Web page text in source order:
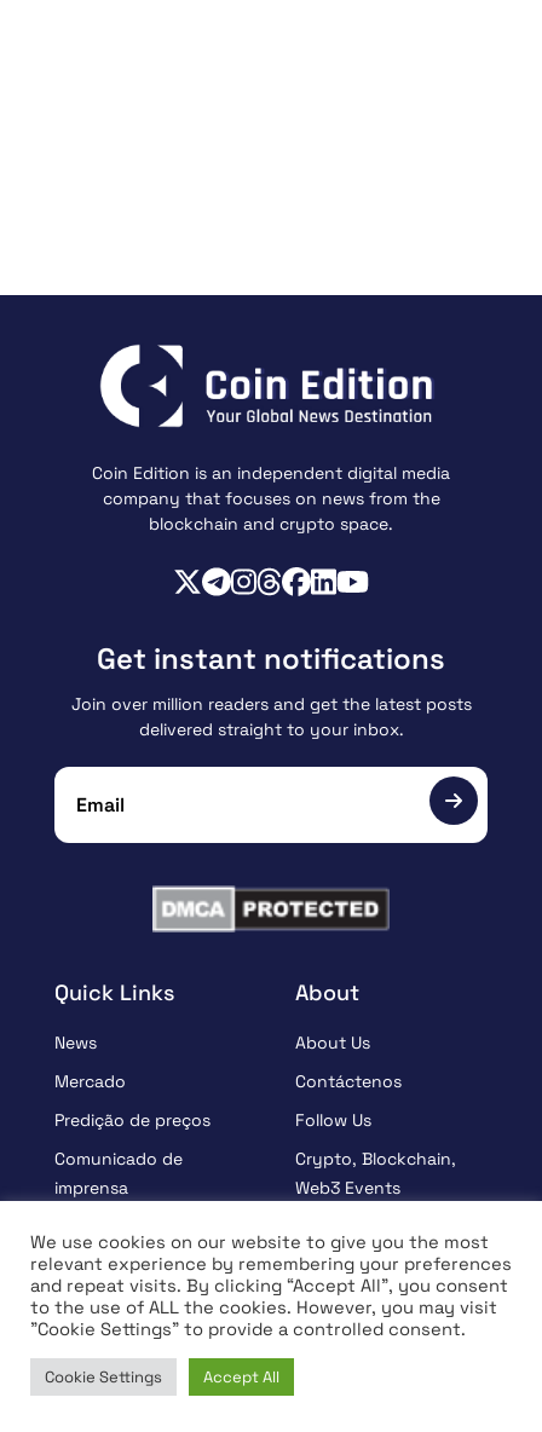
Home News
Coin Edition is an independent digital media
company that focuses on news from the
blockchain and crypto space.
Quick Links
News
Mercado
Predição de preços
Comunicado de
imprensa
Aprender
Entrevista
About
About Us
Contáctenos
Follow Us
Crypto, Blockchain,
Web3 Events
Terms And Condition
Privacy Policy
Get instant notifications
Join over million readers and get the latest posts
delivered straight to your inbox.
© Copyright 2026 All rights Reserved | Coin Edition
We use cookies on our website to give you the most
relevant experience by remembering your preferences
and repeat visits. By clicking “Accept All”, you consent
to the use of ALL the cookies. However, you may visit
"Cookie Settings" to provide a controlled consent.
Cookie Settings Accept All